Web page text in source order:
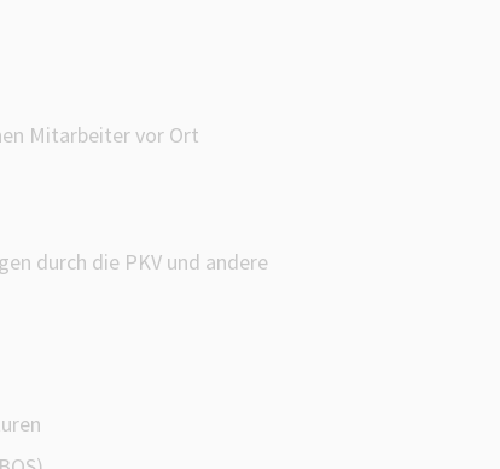
Mitarbeiter vor Ort
durch die PKV und andere